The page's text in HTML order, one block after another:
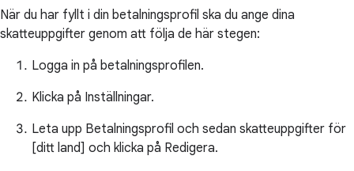
När du har fyllt i din betalningsprofil ska du ange dina
skatteuppgifter genom att följa de här stegen:
Logga in på betalningsprofilen.
Klicka på Inställningar.
Leta upp Betalningsprofil och sedan skatteuppgifter för
[ditt land] och klicka på Redigera.